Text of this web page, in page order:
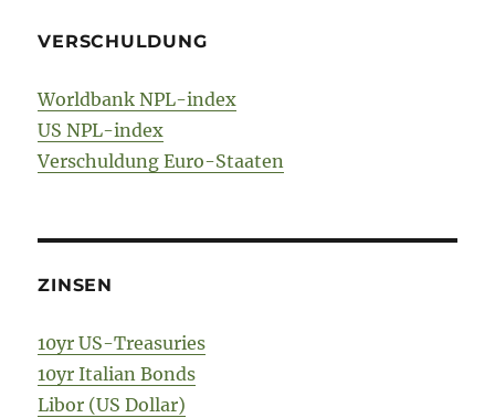
VERSCHULDUNG
Worldbank NPL-index
US NPL-index
Verschuldung Euro-Staaten
ZINSEN
10yr US-Treasuries
10yr Italian Bonds
Libor (US Dollar)